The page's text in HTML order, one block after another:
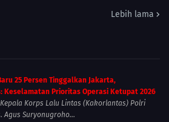
Lebih lama
25 Persen Tinggalkan Jakarta,
Keselamatan Prioritas Operasi Ketupat 2026
Korps Lalu Lintas (Kakorlantas) Polri
Agus Suryonugroho...